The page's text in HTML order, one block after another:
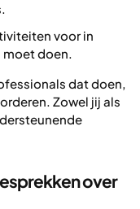
voor in
doen.
dat doen,
Zowel jij als
over